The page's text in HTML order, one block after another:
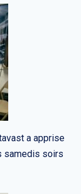
a apprise
samedis soirs